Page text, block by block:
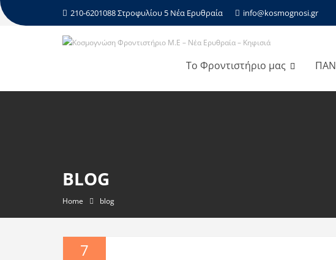
210-6201088 Στροφυλίου 5 Νέα Ερυθραία info@kosmognosi.gr
Το Φροντιστήριο μας
BLOG
Home blog
7